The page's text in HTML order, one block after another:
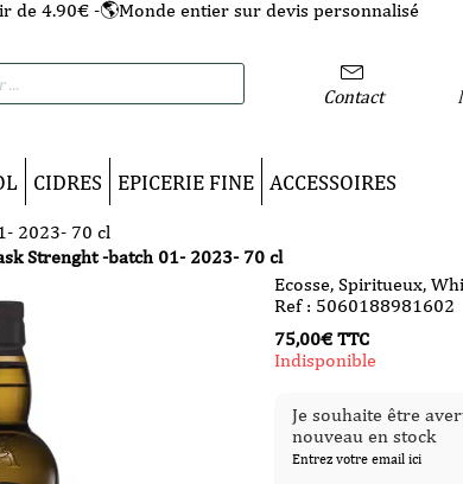
de 4.90€ -🌎Monde entier sur devis personnalisé
Contact
CIDRES EPICERIE FINE ACCESSOIRES
2023- 70 cl
Strenght -batch 01- 2023- 70 cl
Ecosse,Spiritueux,
Ref : 5060188981602
75,00€ TTC
Indisponible
Je souhaite être
nouveau en stock
Entrez votre email ici